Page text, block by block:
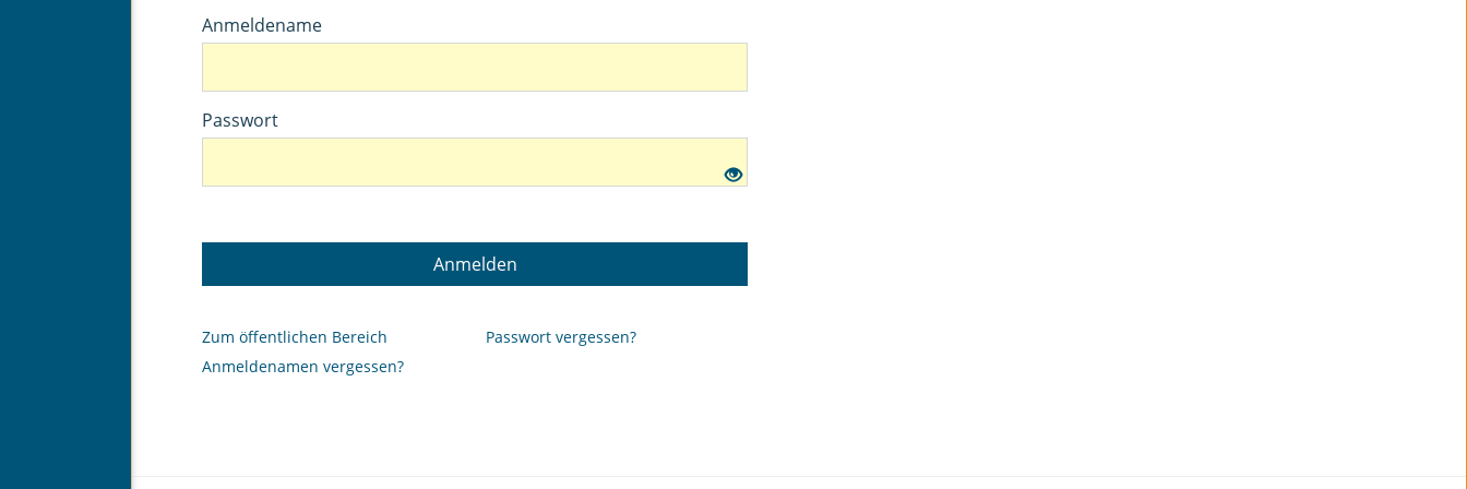
Anmeldename
Passwort
Anmelden
Zum öffentlichen Bereich
Passwort vergessen?
Anmeldenamen vergessen?